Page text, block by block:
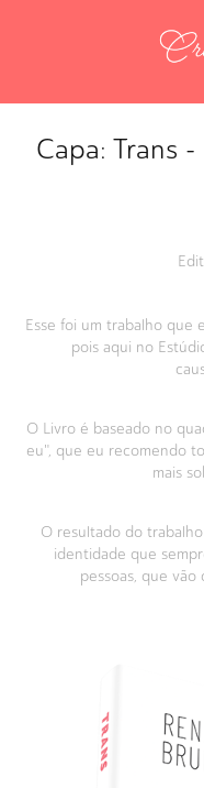
Capa: Trans
Esse foi um trabalho que
pois aqui no
O Livro é baseado no
eu", que eu recomendo
mais
O resultado do
identidade que
pessoas, que vão